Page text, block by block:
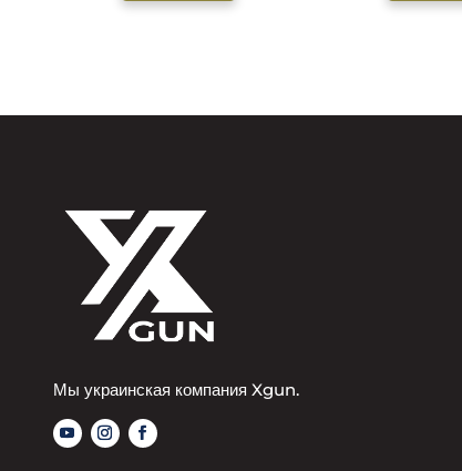
Мы украинская компания Xgun.